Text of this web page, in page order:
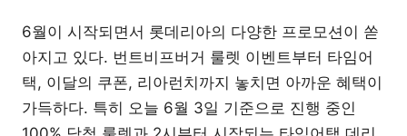
6월이 시작되면서 롯데리아의 다양한 프로모션이 쏟
아지고 있다. 번트비프버거 룰렛 이벤트부터 타임어
택, 이달의 쿠폰, 리아런치까지 놓치면 아까운 혜택이
가득하다. 특히 오늘 6월 3일 기준으로 진행 중인